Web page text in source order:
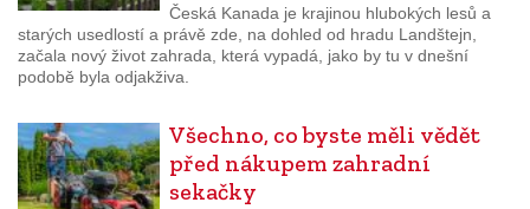
Česká Kanada je krajinou hlubokých lesů a
starých usedlostí a právě zde, na dohled od hradu Landštejn,
začala nový život zahrada, která vypadá, jako by tu v dnešní
podobě byla odjakživa.
Všechno, co byste měli vědět
před nákupem zahradní
sekačky